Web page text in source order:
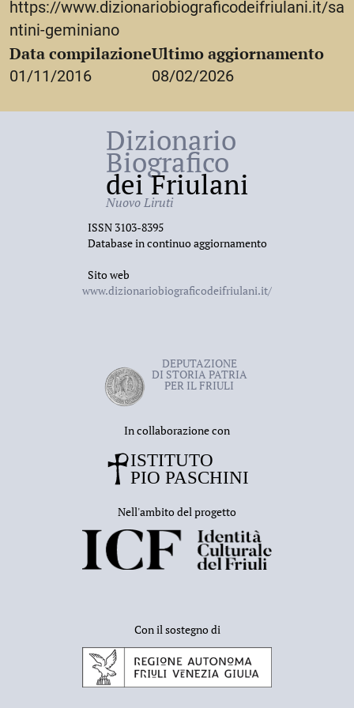
https://www.dizionariobiograficodeifriulani.it/sa
ntini-geminiano
Data compilazione
01/11/2016
Ultimo aggiornamento
08/02/2026
Dizionario
Biografico
dei Friulani
Nuovo Liruti
ISSN 3103-8395
Database in continuo aggiornamento
Sito web
www.dizionariobiograficodeifriulani.it/
DEPUTAZIONE
DI STORIA PATRIA
PER IL FRIULI
In collaborazione con
Nell'ambito del progetto
Con il sostegno di